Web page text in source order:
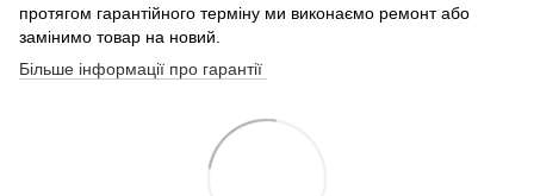
протягом гарантійного терміну ми виконаємо ремонт або
замінимо товар на новий.
Більше інформації про гарантії